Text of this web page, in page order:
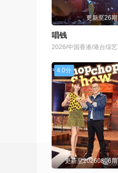
更新至26期
唱钱
2026/中国香港/港台综艺
4.0分
更新至20260806期